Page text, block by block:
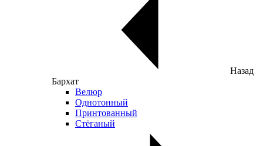
Назад
Бархат
Велюр
Однотонный
Принтованный
Стёганый